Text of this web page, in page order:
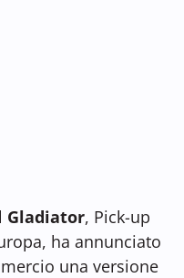
Gladiator, Pick-up
ha annunciato
una versione